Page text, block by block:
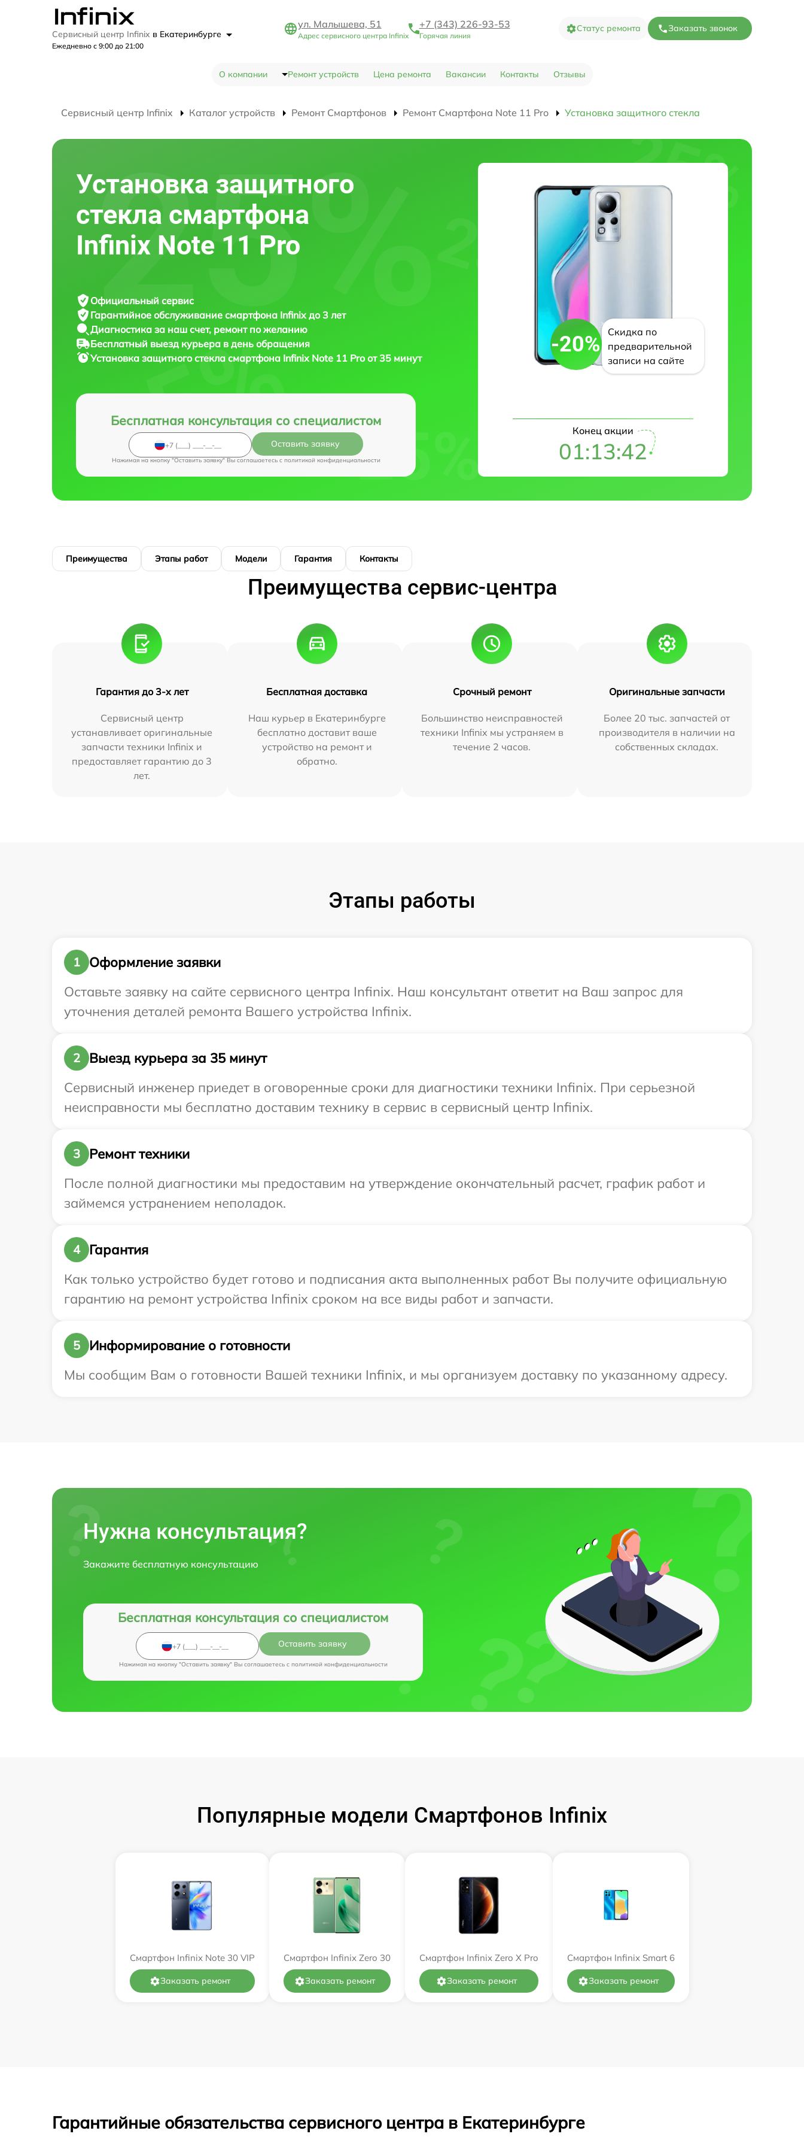
Сервисный центр Infinix в Екатеринбурге
Ежедневно с 9:00 до 21:00
ул. Малышева, 51
Адрес сервисного центра Infinix
+7 (343) 226-93-53
Горячая линия
Статус ремонта Заказать звонок
О компании Ремонт устройств Цена ремонта Вакансии Контакты Отзывы
Сервисный центр Infinix Каталог устройств Ремонт Смартфонов Ремонт Смартфона Note 11 Pro Установка защитного стекла
Установка защитного
стекла смартфона
Infinix Note 11 Pro
Официальный сервис
Гарантийное обслуживание смартфона Infinix до 3 лет
Диагностика за наш счет, ремонт по желанию
Бесплатный выезд курьера в день обращения
Установка защитного стекла смартфона Infinix Note 11 Pro от 35 минут
Бесплатная консультация со специалистом
Оставить заявку
Нажимая на кнопку "Оставить заявку" Вы соглашаетесь c политикой конфиденциальности
-20%
Скидка по
предварительной
записи на сайте
Конец акции
01:13:42
Преимущества Этапы работ Модели Гарантия Контакты
Преимущества сервис-центра
Гарантия до 3-х лет
Сервисный центр
устанавливает оригинальные
запчасти техники Infinix и
предоставляет гарантию до 3
лет.
Бесплатная доставка
Наш курьер в Екатеринбурге
бесплатно доставит ваше
устройство на ремонт и
обратно.
Срочный ремонт
Большинство неисправностей
техники Infinix мы устраняем в
течение 2 часов.
Оригинальные запчасти
Более 20 тыс. запчастей от
производителя в наличии на
собственных складах.
Этапы работы
1
Оформление заявки
Оставьте заявку на сайте сервисного центра Infinix. Наш консультант ответит на Ваш запрос для
уточнения деталей ремонта Вашего устройства Infinix.
2
Выезд курьера за 35 минут
Сервисный инженер приедет в оговоренные сроки для диагностики техники Infinix. При серьезной
неисправности мы бесплатно доставим технику в сервис в сервисный центр Infinix.
3
Ремонт техники
После полной диагностики мы предоставим на утверждение окончательный расчет, график работ и
займемся устранением неполадок.
4
Гарантия
Как только устройство будет готово и подписания акта выполненных работ Вы получите официальную
гарантию на ремонт устройства Infinix сроком на все виды работ и запчасти.
5
Информирование о готовности
Мы сообщим Вам о готовности Вашей техники Infinix, и мы организуем доставку по указанному адресу.
Нужна консультация?
Закажите бесплатную консультацию
Бесплатная консультация со специалистом
Оставить заявку
Нажимая на кнопку "Оставить заявку" Вы соглашаетесь c политикой конфиденциальности
Популярные модели Смартфонов Infinix
Смартфон Infinix Note 30 VIP
Заказать ремонт
Смартфон Infinix Zero 30
Заказать ремонт
Смартфон Infinix Zero X Pro
Заказать ремонт
Смартфон Infinix Smart 6
Заказать ремонт
Гарантийные обязательства сервисного центра в Екатеринбурге